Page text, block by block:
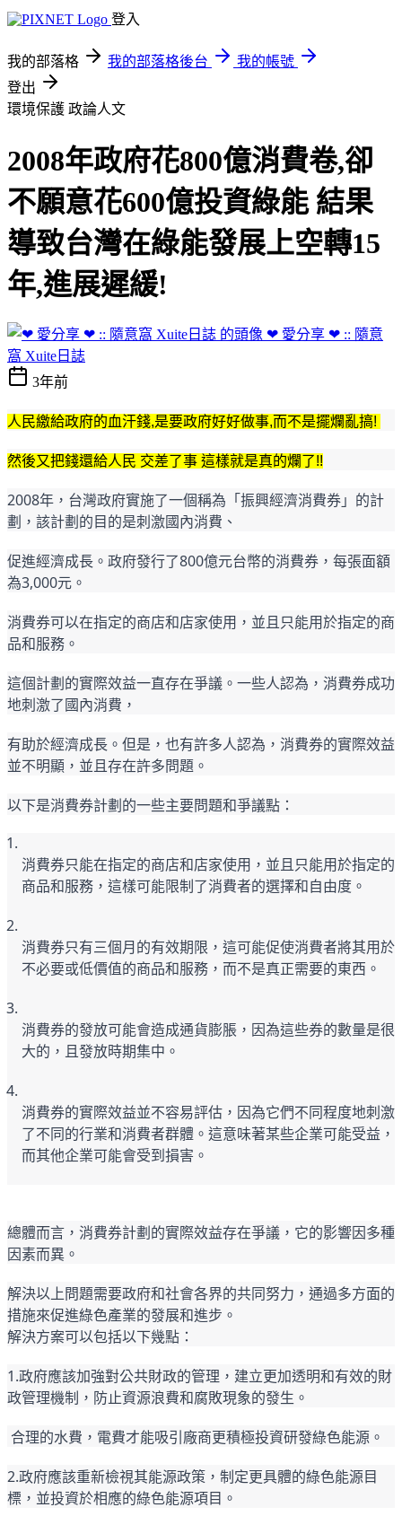
登入
我的部落格 我的部落格後台
我的帳號
登出
環境保護 政論人文
2008年政府花800億消費卷,卻
不願意花600億投資綠能 結果
導致台灣在綠能發展上空轉15
年,進展遲緩!
❤ 愛分享 ❤ :: 隨意
窩 Xuite日誌
3年前
人民繳給政府的血汗錢,是要政府好好做事,而不是擺爛亂搞!
然後又把錢還給人民 交差了事 這樣就是真的爛了!!
2008年，台灣政府實施了一個稱為「振興經濟消費券」的計
劃，該計劃的目的是刺激國內消費、
促進經濟成長。政府發行了800億元台幣的消費券，每張面額
為3,000元。
消費券可以在指定的商店和店家使用，並且只能用於指定的商
品和服務。
這個計劃的實際效益一直存在爭議。一些人認為，消費券成功
地刺激了國內消費，
有助於經濟成長。但是，也有許多人認為，消費券的實際效益
並不明顯，並且存在許多問題。
以下是消費券計劃的一些主要問題和爭議點：
消費券只能在指定的商店和店家使用，並且只能用於指定的
商品和服務，這樣可能限制了消費者的選擇和自由度。
消費券只有三個月的有效期限，這可能促使消費者將其用於
不必要或低價值的商品和服務，而不是真正需要的東西。
消費券的發放可能會造成通貨膨脹，因為這些券的數量是很
大的，且發放時期集中。
消費券的實際效益並不容易評估，因為它們不同程度地刺激
了不同的行業和消費者群體。這意味著某些企業可能受益，
而其他企業可能會受到損害。
總體而言，消費券計劃的實際效益存在爭議，它的影響因多種
因素而異。
解決以上問題需要政府和社會各界的共同努力，通過多方面的
措施來促進綠色產業的發展和進步。
解決方案可以包括以下幾點：
1.政府應該加強對公共財政的管理，建立更加透明和有效的財
政管理機制，防止資源浪費和腐敗現象的發生 。
合理的水費 ， 電費才能吸引廠商更積極投資研發綠色能源 。
2.政府應該重新檢視其能源政策，制定更具體的綠色能源目
標，並投資於相應的綠色能源項目。